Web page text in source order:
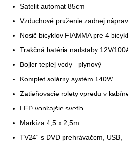
Satelit automat 85cm
Vzduchové pruženie zadnej
Nosič bicyklov FIAMMA pre 4
Trakčná batéria nadstaby 12V/
Bojler teplej vody –plynový
Komplet solárny systém 140W
Zatieňovacie rolety vpredu v
LED vonkajšie svetlo
Markíza 4,5 x 2,5m
TV24“ s DVD prehrávačom, USB,